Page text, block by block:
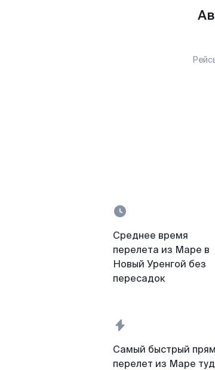
Среднее время
перелета из Маре в
Новый Уренгой без
пересадок
Самый быстрый
перелет из Маре